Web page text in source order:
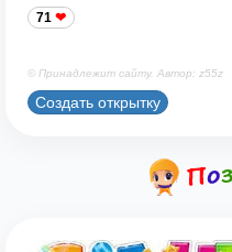
71
© Принадлежит сайту. Автор: z55z
Создать открытку